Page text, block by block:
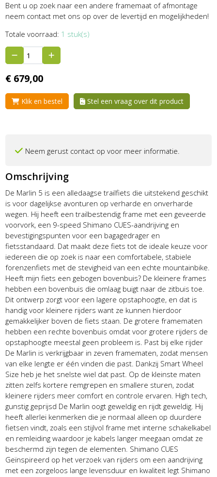
Bent u op zoek naar een andere framemaat of afmontage
neem contact met ons op over de levertijd en mogelijkheden!
Totale voorraad: 1 stuk(s)
€ 679,00
Klik en bestel Stel een vraag over dit product
Neem gerust contact op voor meer informatie.
Omschrijving
De Marlin 5 is een alledaagse trailfiets die uitstekend geschikt
is voor dagelijkse avonturen op verharde en onverharde
wegen. Hij heeft een trailbestendig frame met een geveerde
voorvork, een 9-speed Shimano CUES-aandrijving en
bevestigingspunten voor een bagagedrager en
fietsstandaard. Dat maakt deze fiets tot de ideale keuze voor
iedereen die op zoek is naar een comfortabele, stabiele
forenzenfiets met de stevigheid van een echte mountainbike.
Heeft mijn fiets een gebogen bovenbuis? De kleinere frames
hebben een bovenbuis die omlaag buigt naar de zitbuis toe.
Dit ontwerp zorgt voor een lagere opstaphoogte, en dat is
handig voor kleinere rijders want ze kunnen hierdoor
gemakkelijker boven de fiets staan. De grotere framematen
hebben een rechte bovenbuis omdat voor grotere rijders de
opstaphoogte meestal geen probleem is. Past bij elke rijder
De Marlin is verkrijgbaar in zeven framematen, zodat mensen
van elke lengte er één vinden die past. Dankzij Smart Wheel
Size heb je het snelste wiel dat past. Op de kleinste maten
zitten zelfs kortere remgrepen en smallere sturen, zodat
kleinere rijders meer comfort en controle ervaren. High tech,
gunstig geprijsd De Marlin oogt geweldig en rijdt geweldig. Hij
heeft allerlei kenmerken die je normaal alleen op duurdere
fietsen vindt, zoals een stijlvol frame met interne schakelkabel
en remleiding waardoor je kabels langer meegaan omdat ze
beschermd zijn tegen de elementen. Shimano CUES
Geïnspireerd op het verzoek van rijders om een aandrijving
met een zorgeloos lange levensduur en kwaliteit legt Shimano